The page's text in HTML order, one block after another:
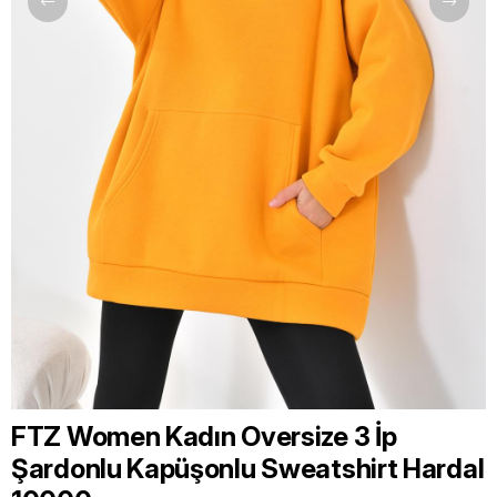
FTZ Women Kadın Oversize 3 İp
Şardonlu Kapüşonlu Sweatshirt Hardal